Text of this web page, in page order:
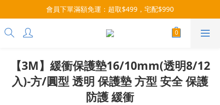
每月9號會員日，消費點數3倍送！把握機會，趕緊下單！
會員下單滿額免運：超取$499，宅配$990
07/28-08/31 爸氣一擊・限時開搶
【3M】緩衝保護墊16/10mm(透明8/12
入)-方/圓型 透明 保護墊 方型 安全 保護
防護 緩衝